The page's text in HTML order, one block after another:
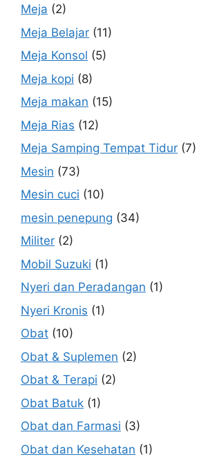
Meja (2)
Meja Belajar (11)
Meja Konsol (5)
Meja kopi (8)
Meja makan (15)
Meja Rias (12)
Meja Samping Tempat Tidur (7)
Mesin (73)
Mesin cuci (10)
mesin penepung (34)
Militer (2)
Mobil Suzuki (1)
Nyeri dan Peradangan (1)
Nyeri Kronis (1)
Obat (10)
Obat & Suplemen (2)
Obat & Terapi (2)
Obat Batuk (1)
Obat dan Farmasi (3)
Obat dan Kesehatan (1)